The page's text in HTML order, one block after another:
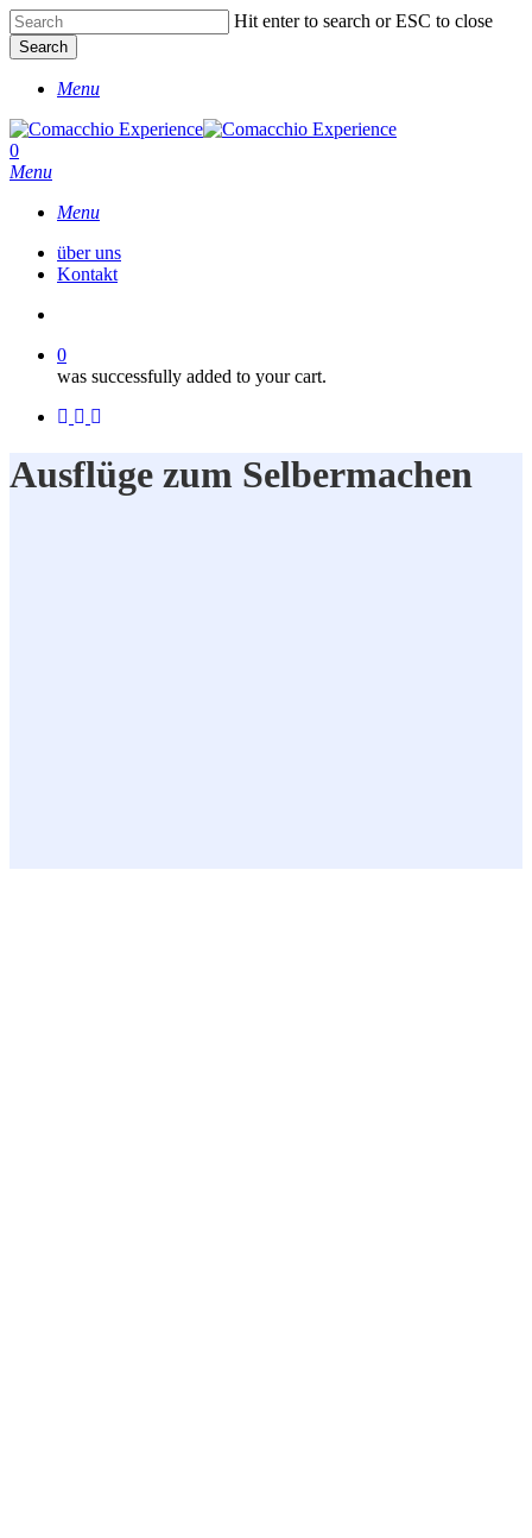
Skip
to
main
content
Hit enter to search or ESC to close
Search
SearchMenu
account
0
Menu
Menu
über uns
Kontakt
0
was successfully added to your cart.
facebook
instagram
phone
Ausflüge zum Selbermachen